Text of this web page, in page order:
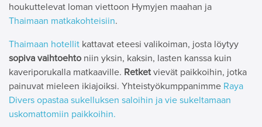
houkuttelevat loman viettoon Hymyjen maahan ja
Thaimaan matkakohteisiin.
Thaimaan hotellit kattavat eteesi valikoiman, josta löytyy
sopiva vaihtoehto niin yksin, kaksin, lasten kanssa kuin
kaveriporukalla matkaaville. Retket vievät paikkoihin, jotka
painuvat mieleen ikiajoiksi. Yhteistyökumppanimme Raya
Divers opastaa sukelluksen saloihin ja vie sukeltamaan
uskomattomiin paikkoihin.